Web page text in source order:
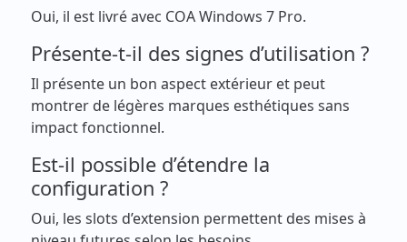
Oui, il est livré avec COA Windows 7 Pro.
Présente-t-il des signes d’utilisation ?
Il présente un bon aspect extérieur et peut
montrer de légères marques esthétiques sans
impact fonctionnel.
Est-il possible d’étendre la
configuration ?
Oui, les slots d’extension permettent des mises à